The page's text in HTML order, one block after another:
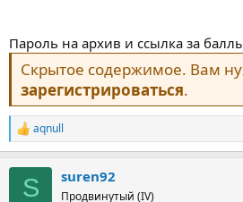
Пароль на архив и ссылка за
Скрытое содержимое. Вам
зарегистрироваться.
Р
е
aqnull
S suren92
Продвинутый (IV)